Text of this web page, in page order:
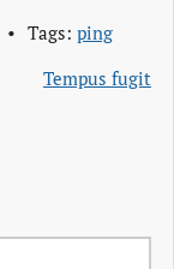
Tags: ping
Tempus fugit